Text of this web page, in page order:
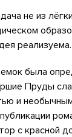
не из
реализуема.
была
Пруды
и
с красной